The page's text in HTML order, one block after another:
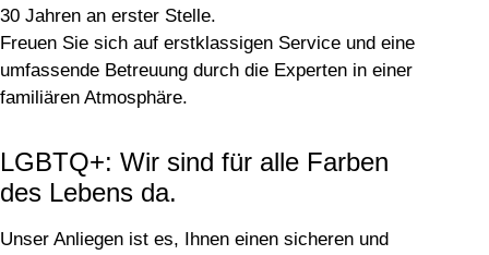
30 Jahren an erster Stelle.
Freuen Sie sich auf erstklassigen Service und eine
umfassende Betreuung durch die Experten in einer
familiären Atmosphäre.
LGBTQ+: Wir sind für alle Farben
des Lebens da.
Unser Anliegen ist es, Ihnen einen sicheren und